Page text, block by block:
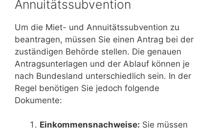
Annuitätssubvention
Um die Miet- und Annuitätssubvention zu
beantragen, müssen Sie einen Antrag bei der
zuständigen Behörde stellen. Die genauen
Antragsunterlagen und der Ablauf können je
nach Bundesland unterschiedlich sein. In der
Regel benötigen Sie jedoch folgende
Dokumente:
Einkommensnachweise: Sie müssen